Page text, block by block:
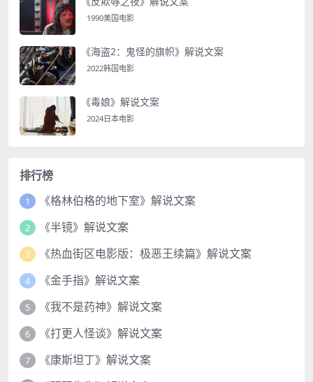
1990美国电影
《海盗2：鬼怪的旗帜》解说文案
2022韩国电影
《毒娘》解说文案
2024日本电影
排行榜
1 《格林伯格的地下室》解说文案
2 《半镜》解说文案
3 《热血街区电影版：极恶王续篇》解说文案
4 《金手指》解说文案
5 《我不是药神》解说文案
6 《打更人怪谈》解说文案
7 《康斯坦丁》解说文案